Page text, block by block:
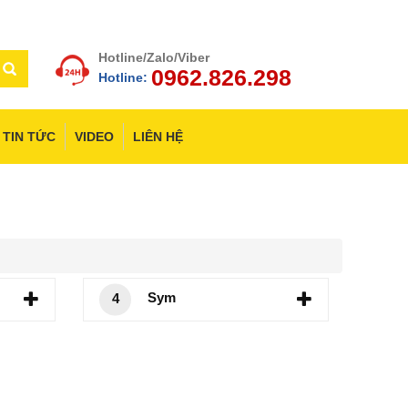
Hotline/Zalo/Viber
Hotline: 0962.826.298
TIN TỨC VIDEO LIÊN HỆ
4 Sym